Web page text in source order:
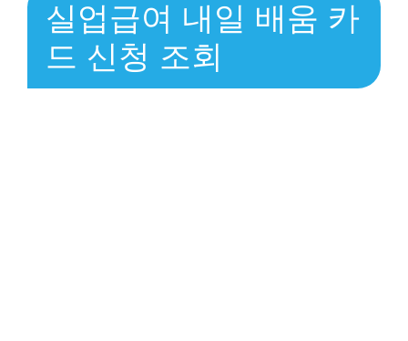
실업급여 내일 배움 카
드 신청 조회